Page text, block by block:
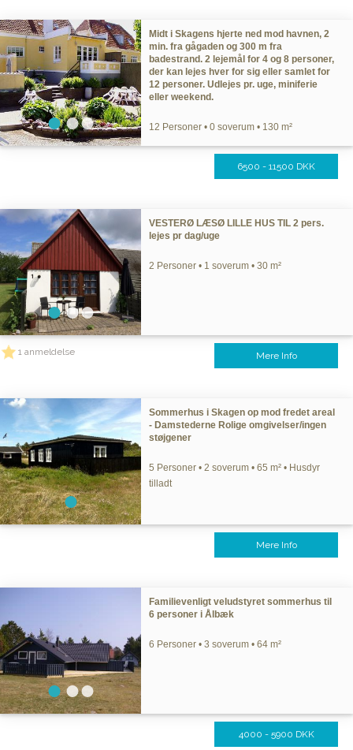
Midt i Skagens hjerte ned mod havnen, 2
min. fra gågaden og 300 m fra
badestrand. 2 lejemål for 4 og 8 personer,
der kan lejes hver for sig eller samlet for
12 personer. Udlejes pr. uge, miniferie
eller weekend.
12 Personer • 0 soverum • 130 m²
6500 - 11500 DKK
VESTERØ LÆSØ LILLE HUS TIL 2 pers.
lejes pr dag/uge
2 Personer • 1 soverum • 30 m²
1 anmeldelse Mere Info
Sommerhus i Skagen op mod fredet areal
- Damstederne Rolige omgivelser/ingen
støjgener
5 Personer • 2 soverum • 65 m² • Husdyr
tilladt
Mere Info
Familievenligt veludstyret sommerhus til
6 personer i Ålbæk
6 Personer • 3 soverum • 64 m²
4000 - 5900 DKK